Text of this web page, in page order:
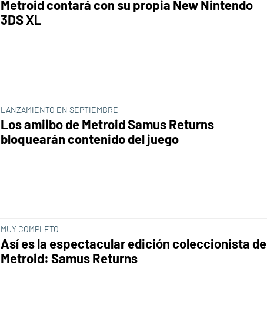
Metroid contará con su propia New Nintendo
3DS XL
LANZAMIENTO EN SEPTIEMBRE
Los amiibo de Metroid Samus Returns
bloquearán contenido del juego
MUY COMPLETO
Así es la espectacular edición coleccionista de
Metroid: Samus Returns